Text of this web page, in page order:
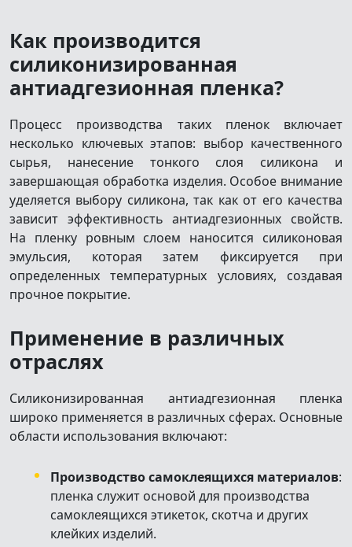
Как производится
силиконизированная
антиадгезионная пленка?
Процесс производства таких пленок включает
несколько ключевых этапов: выбор качественного
сырья, нанесение тонкого слоя силикона и
завершающая обработка изделия. Особое внимание
уделяется выбору силикона, так как от его качества
зависит эффективность антиадгезионных свойств.
На пленку ровным слоем наносится силиконовая
эмульсия, которая затем фиксируется при
определенных температурных условиях, создавая
прочное покрытие.
Применение в различных
отраслях
Силиконизированная антиадгезионная пленка
широко применяется в различных сферах. Основные
области использования включают:
Производство самоклеящихся материалов:
пленка служит основой для производства
самоклеящихся этикеток, скотча и других
клейких изделий.